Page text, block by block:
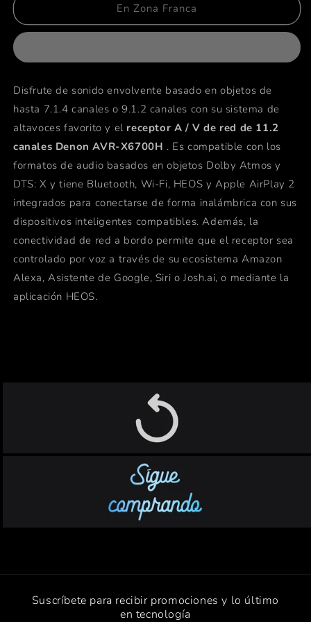
AVR-
Denon
AVR-
En Zona Franca
Disfrute de sonido envolvente basado en objetos de
hasta 7.1.4 canales o 9.1.2 canales con su sistema de
altavoces favorito y el receptor A / V de red de 11.2
canales Denon AVR-X6700H . Es compatible con los
formatos de audio basados ​​en objetos Dolby Atmos y
DTS: X y tiene Bluetooth, Wi-Fi, HEOS y Apple AirPlay 2
integrados para conectarse de forma inalámbrica con sus
dispositivos inteligentes compatibles. Además, la
conectividad de red a bordo permite que el receptor sea
controlado por voz a través de su ecosistema Amazon
Alexa, Asistente de Google, Siri o Josh.ai, o mediante la
aplicación HEOS.
Suscríbete para recibir promociones y lo último
en tecnología